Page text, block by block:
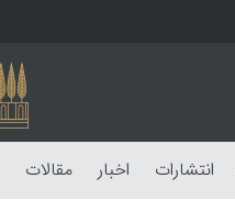
انتشارات اخبار مقالات